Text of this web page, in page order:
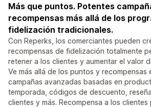
Más que puntos. Potentes
recompensas más allá de los
fidelización tradicionales.
Con Reperks, los comerciantes pueden
recompensas de fidelización totalmente
retener a los clientes y aumentar el valor
Ve más allá de los puntos y recompensas
campañas avanzadas basadas en
temporada, códigos de descuento,
clientes y más. Recompensa a los clientes